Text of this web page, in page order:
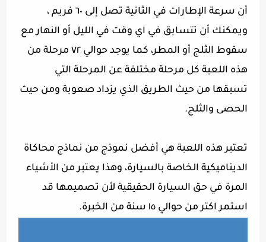
أن سرعة الإطارات في الثانية تصل إلى ٦٠ فريم ،
ويمكنك أن تتسابق في اي وقت في الليل أو النهار مع
سقوط الثلج أو المطر، كما يوجد حوالي ٧٢ مرحلة من
هذه اللعبة كل مرحلة مختلفة عن المرحلة التي
تسبقها من حيث الطريق الذي يزداد صعوبة ومن حيث
الحصى والثلج.
تعتبر هذه اللعبة هي أفضل نموذج من نماذج محاكاة
الديناميكية الخاصة بالسيارة، وهذا يعتبر من الأشياء
المرة في حق السيارة الحقيقية لأن تصميمها قد
استمر اكتر من حوالي ١٥ سنة من الخبرة.